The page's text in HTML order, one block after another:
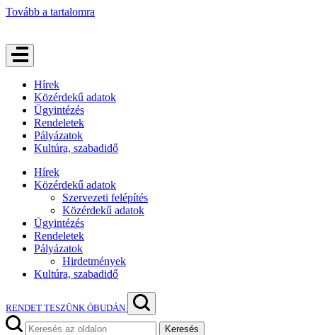
Tovább a tartalomra
Hírek
Közérdekű adatok
Ügyintézés
Rendeletek
Pályázatok
Kultúra, szabadidő
Hírek
Közérdekű adatok
Szervezeti felépítés
Közérdekű adatok
Ügyintézés
Rendeletek
Pályázatok
Hirdetmények
Kultúra, szabadidő
RENDET TESZÜNK ÓBUDÁN
Keresés